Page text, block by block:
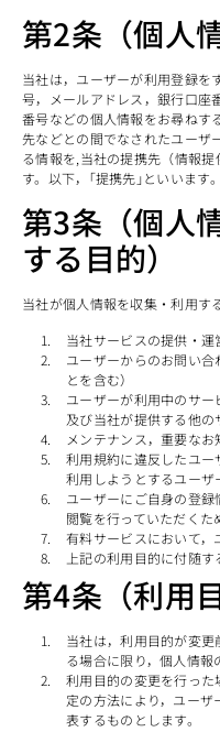
第2条（個人
当社は，ユーザーが利用登録を
号，メールアドレス，銀行口座
番号などの個人情報をお尋ねす
先などとの間でなされたユーザ
る情報を,当社の提携先（情報
す。以下，｢提携先｣といいます
第3条（個人
する目的）
当社が個人情報を収集・利用す
当社サービスの提供・運
ユーザーからのお問い
とを含む）
ユーザーが利用中のサ
及び当社が提供する他
メンテナンス，重要な
利用規約に違反したユ
利用しようとするユー
ユーザーにご自身の登
閲覧を行っていただくた
有料サービスにおいて
上記の利用目的に付随す
第4条（利用
当社は，利用目的が変
る場合に限り，個人情報
利用目的の変更を行っ
定の方法により，ユー
表するものとします。